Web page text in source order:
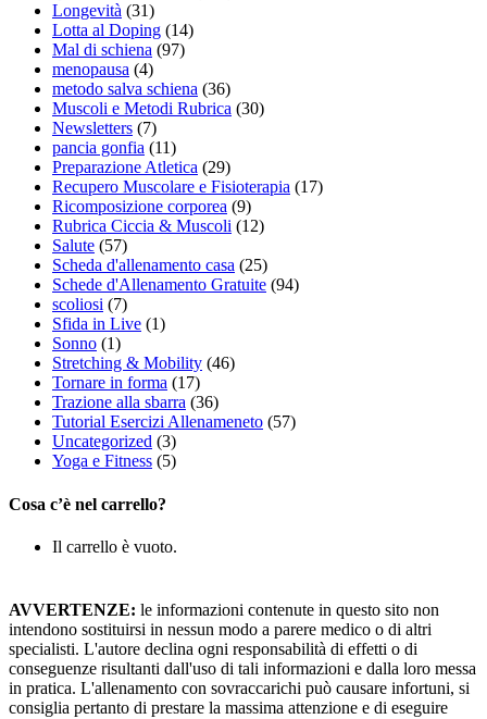
Longevità (31)
Lotta al Doping (14)
Mal di schiena (97)
menopausa (4)
metodo salva schiena (36)
Muscoli e Metodi Rubrica (30)
Newsletters (7)
pancia gonfia (11)
Preparazione Atletica (29)
Recupero Muscolare e Fisioterapia (17)
Ricomposizione corporea (9)
Rubrica Ciccia & Muscoli (12)
Salute (57)
Scheda d'allenamento casa (25)
Schede d'Allenamento Gratuite (94)
scoliosi (7)
Sfida in Live (1)
Sonno (1)
Stretching & Mobility (46)
Tornare in forma (17)
Trazione alla sbarra (36)
Tutorial Esercizi Allenameneto (57)
Uncategorized (3)
Yoga e Fitness (5)
Cosa c’è nel carrello?
Il carrello è vuoto.
AVVERTENZE: le informazioni contenute in questo sito non
intendono sostituirsi in nessun modo a parere medico o di altri
specialisti. L'autore declina ogni responsabilità di effetti o di
conseguenze risultanti dall'uso di tali informazioni e dalla loro messa
in pratica. L'allenamento con sovraccarichi può causare infortuni, si
consiglia pertanto di prestare la massima attenzione e di eseguire